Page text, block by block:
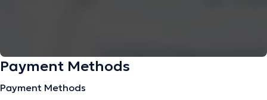
Payment Methods
Payment Methods